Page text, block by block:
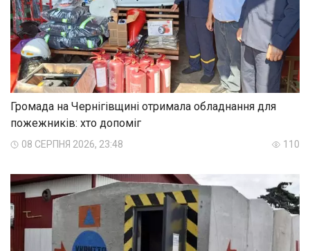
Громада на Чернігівщині отримала обладнання для
пожежників: хто допоміг
08 СЕРПНЯ 2026, 23:48 110